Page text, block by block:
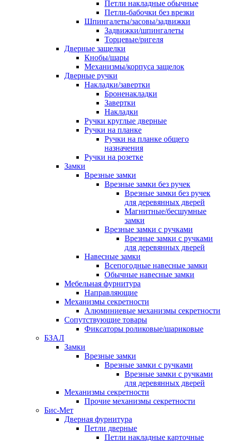
Петли накладные обычные
Петли-бабочки без врезки
Шпингалеты/засовы/задвижки
Задвижки/шпингалеты
Торцевые/ригеля
Дверные защелки
Кнобы/шары
Механизмы/корпуса защелок
Дверные ручки
Накладки/завертки
Броненакладки
Завертки
Накладки
Ручки круглые дверные
Ручки на планке
Ручки на планке общего
назначения
Ручки на розетке
Замки
Врезные замки
Врезные замки без ручек
Врезные замки без ручек
для деревянных дверей
Магнитные/бесшумные
замки
Врезные замки с ручками
Врезные замки с ручками
для деревянных дверей
Навесные замки
Всепогодные навесные замки
Обычные навесные замки
Мебельная фурнитура
Направляющие
Механизмы секретности
Алюминиевые механизмы секретности
Сопутствующие товары
Фиксаторы роликовые/шариковые
БЗАЛ
Замки
Врезные замки
Врезные замки с ручками
Врезные замки с ручками
для деревянных дверей
Механизмы секретности
Прочие механизмы секретности
Бис-Мет
Дверная фурнитура
Петли дверные
Петли накладные карточные